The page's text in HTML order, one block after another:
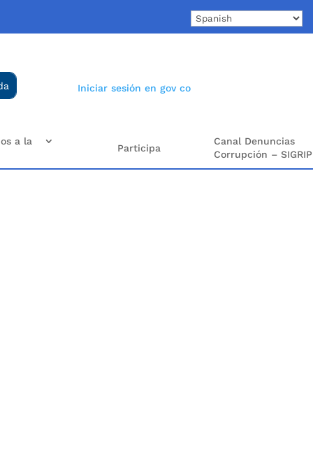
Iniciar sesión en gov co
a la
Participa
Canal Denuncias
Corrupción – SIGRIP